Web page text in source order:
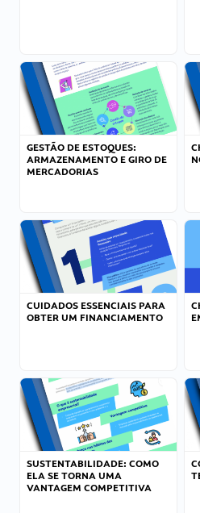
GESTÃO DE ESTOQUES:
ARMAZENAMENTO E GIRO DE
MERCADORIAS
CUIDADOS ESSENCIAIS PARA
OBTER UM FINANCIAMENTO
SUSTENTABILIDADE: COMO
ELA SE TORNA UMA
VANTAGEM COMPETITIVA